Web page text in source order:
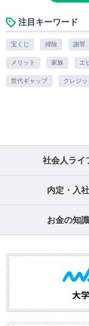
注目キーワード
宝くじ 掃除 謝罪
メリット 家族 エ
世代ギャップ クレジ
社会人ライ
内定・入社
お金の知識